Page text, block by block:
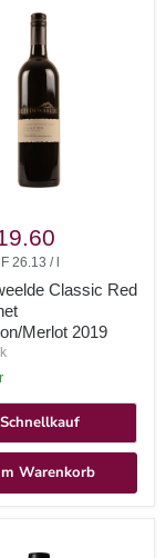
Merlot
26.13 /
Classic Red
Merlot 2019
Schnellkauf
Warenkorb